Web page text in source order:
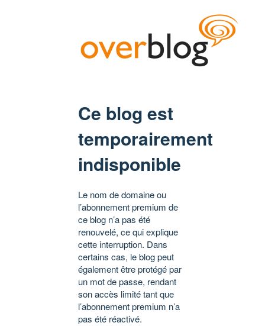
Ce blog est
temporairement
indisponible
Le nom de domaine ou
l’abonnement premium de
ce blog n’a pas été
renouvelé, ce qui explique
cette interruption. Dans
certains cas, le blog peut
également être protégé par
un mot de passe, rendant
son accès limité tant que
l’abonnement premium n’a
pas été réactivé.